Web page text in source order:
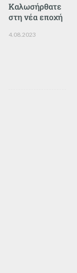
Καλωσήρθατε
στη νέα εποχή
4.08.2023